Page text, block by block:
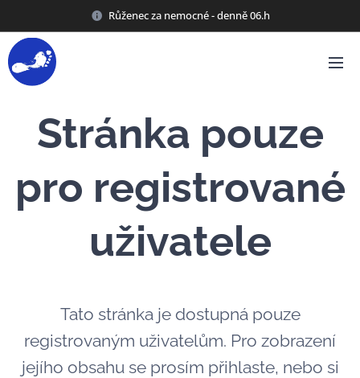
Růženec za nemocné - denně 06.h
Stránka pouze
pro registrované
uživatele
Tato stránka je dostupná pouze
registrovaným uživatelům. Pro zobrazení
jejího obsahu se prosím přihlaste, nebo si